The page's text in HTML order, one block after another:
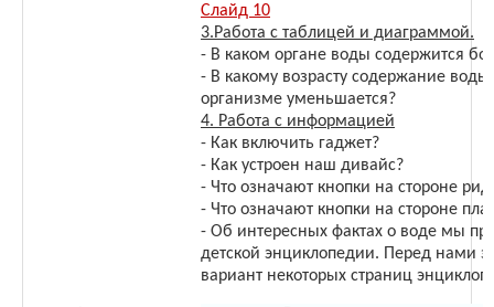
Слайд 10
3.Работа с таблицей и диаграммой.
- В каком органе воды содержится
- В какому возрасту содержание воды
организме уменьшается?
4. Работа с информацией
- Как включить гаджет?
- Как устроен наш дивайс?
- Что означают кнопки на стороне
- Что означают кнопки на стороне
- Об интересных фактах о воде мы
детской энциклопедии. Перед нами
вариант некоторых страниц